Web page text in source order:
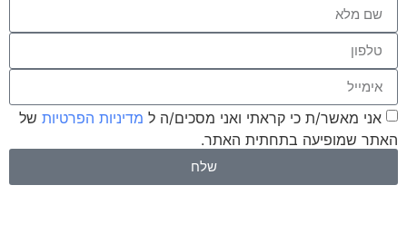
אני מאשר/ת כי קראתי ואני מסכים/ה ל מדיניות הפרטיות של
האתר שמופיעה בתחתית האתר.
שלח